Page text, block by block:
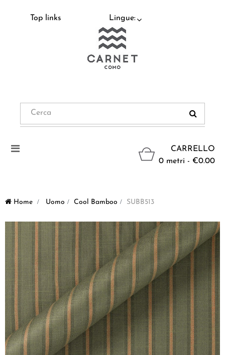
Top links Lingue:
CARRELLO
0 metri - €0.00
Navigazione
Home > Uomo > Cool Bamboo > SUBB513